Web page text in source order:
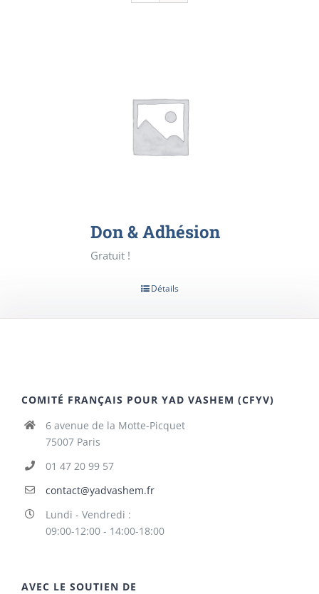
Don & Adhésion
Gratuit !
Détails
COMITÉ FRANÇAIS POUR YAD VASHEM (CFYV)
6 avenue de la Motte-Picquet
75007 Paris
01 47 20 99 57
contact@yadvashem.fr
Lundi - Vendredi :
09:00-12:00 - 14:00-18:00
AVEC LE SOUTIEN DE